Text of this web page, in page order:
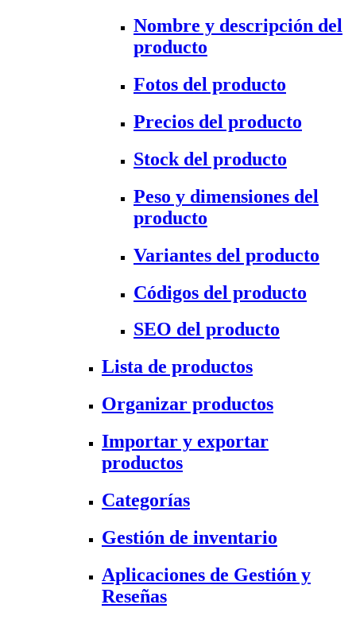
Nombre y descripción del
producto
Fotos del producto
Precios del producto
Stock del producto
Peso y dimensiones del
producto
Variantes del producto
Códigos del producto
SEO del producto
Lista de productos
Organizar productos
Importar y exportar
productos
Categorías
Gestión de inventario
Aplicaciones de Gestión y
Reseñas